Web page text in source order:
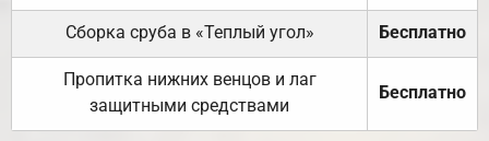
Сборка сруба в «Теплый угол» Бесплатно
Пропитка нижних венцов и лаг
защитными средствами
Бесплатно